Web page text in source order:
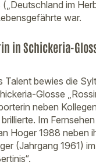
im
war.
in Schickeria-
Talent bewies die
Glosse
neben
Im
Hoger 1988 neben
(Jahrgang 1961)